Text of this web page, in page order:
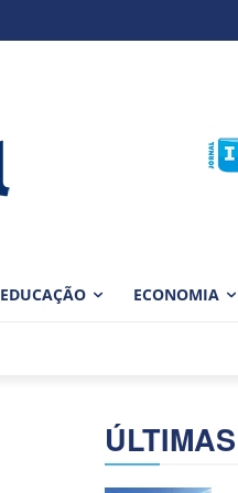
EDUCAÇÃO ECONOMIA
ÚLTIMAS